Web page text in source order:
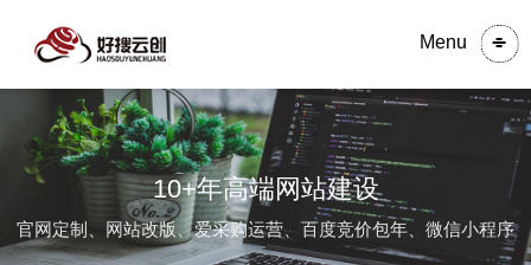
Menu
10+年高端网站建设
官网定制、网站改版、爱采购运营、百度竞价包年、微信小程序